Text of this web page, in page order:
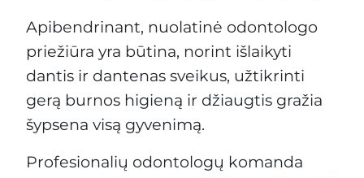
Apibendrinant, nuolatinė odontologo
priežiūra yra būtina, norint išlaikyti
dantis ir dantenas sveikus, užtikrinti
gerą burnos higieną ir džiaugtis gražia
šypsena visą gyvenimą.
Profesionalių odontologų komanda